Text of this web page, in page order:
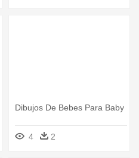
Dibujos De Bebes Para Baby
4 2